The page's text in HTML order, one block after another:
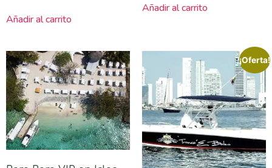
Añadir al carrito
Añadir al carrito
¡Oferta!